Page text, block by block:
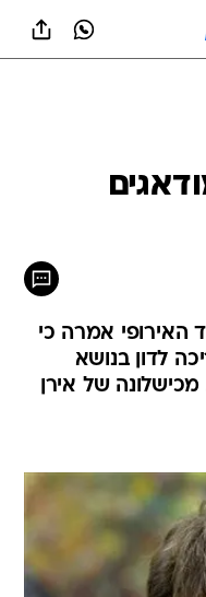
אמרה כי
לדון בנושא
של אירן